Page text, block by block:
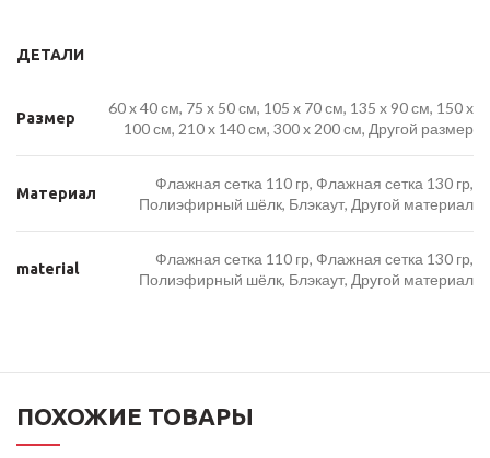
ДЕТАЛИ
Размер
60 x 40 см, 75 x 50 см, 105 x 70 см, 135 x 90 см, 150 x
100 см, 210 x 140 см, 300 x 200 см, Другой размер
Материал
Флажная сетка 110 гр, Флажная сетка 130 гр,
Полиэфирный шёлк, Блэкаут, Другой материал
material
Флажная сетка 110 гр, Флажная сетка 130 гр,
Полиэфирный шёлк, Блэкаут, Другой материал
ПОХОЖИЕ ТОВАРЫ